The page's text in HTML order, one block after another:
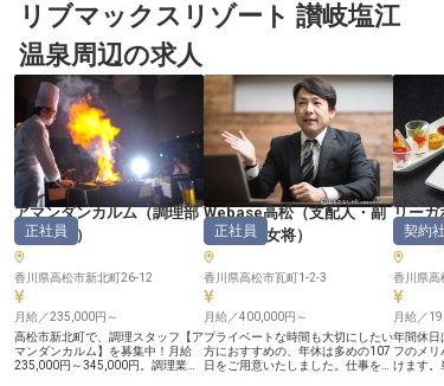
ど、様々な体験プログラムを実施し
ています。眺望抜群の瀬戸大橋展望
四国4県の郷土料理を提供していま
す。※この求人は2023年7月6日時
点の情報です
なイベントのメニュー開発に挑戦で
きます。実務経験が活かせ、スキル
日時点の情報です
山側の2
抜群の瀬
点の情報
リブマックスリゾート 讃岐塩江
温泉周辺の求人
アマンダンカルム（調理部
門その他 ）
正社員
香川県高松市新北町26-12
月給／235,000円～
高松市新北町で、調理スタッフ【ア
マンダンカルム】を募集中！月給
235,000円～345,000円。調理業務
Webase高松（支配人・副
支配人・女将）
正社員
香川県高松市瓦町1-2-3
月給／400,000円～
プライベートな時間も大切にしたい
方におすすめの、年休は多めの107
日をご用意いたしました。仕事を充
リーガ
（レス
契約社
香川県高
月給／
年間休日
フのメリ
けます。